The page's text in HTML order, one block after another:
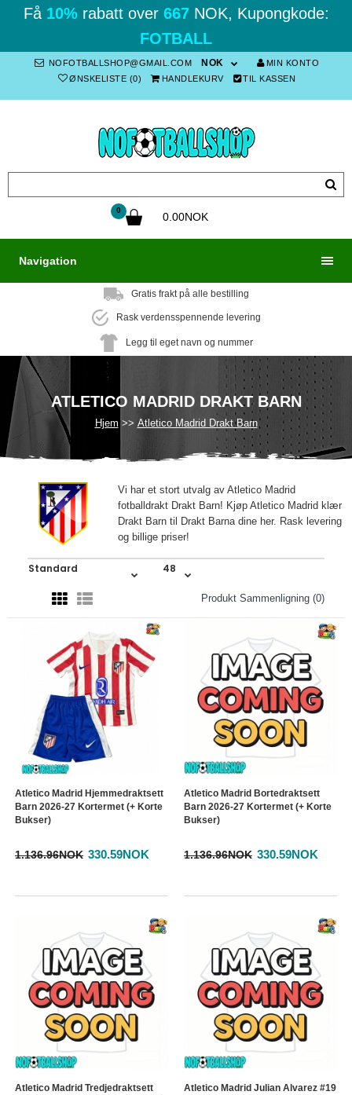
Få 10%rabatt over 667NOK, Kupongkode:
FOTBALL
NOFOTBALLSHOP@GMAIL.COM NOK
MIN KONTO
ØNSKELISTE (0)
HANDLEKURV TIL KASSEN
0
0.00NOK
Navigation
Gratis frakt på alle bestilling
Rask verdensspennende levering
Legg til eget navn og nummer
ATLETICO MADRID DRAKT BARN
Hjem Atletico Madrid Drakt Barn
Vi har et stort utvalg av Atletico Madrid
fotballdrakt Drakt Barn! Kjøp Atletico Madrid klær
Drakt Barn til Drakt Barna dine her. Rask levering
og billige priser!
Produkt Sammenligning (0)
Atletico Madrid Hjemmedraktsett
Barn 2026-27 Kortermet (+ Korte
Bukser)
1.136.96NOK 330.59NOK
Atletico Madrid Bortedraktsett
Barn 2026-27 Kortermet (+ Korte
Bukser)
1.136.96NOK 330.59NOK
Atletico Madrid Tredjedraktsett
Atletico Madrid Julian Alvarez #19